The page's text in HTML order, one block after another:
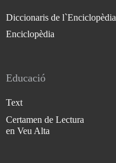
Diccionaris de l`Enciclopèdia
Enciclopèdia
Educació
Text
Certamen de Lectura
en Veu Alta